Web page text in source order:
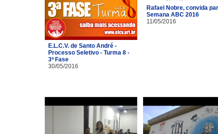
E.L.C.V. de Santo André -
Processo Seletivo - Turma 8 -
3ª Fase
30/05/2016
Rafael Nobre, convida
Semana ABC 2016
11/05/2016